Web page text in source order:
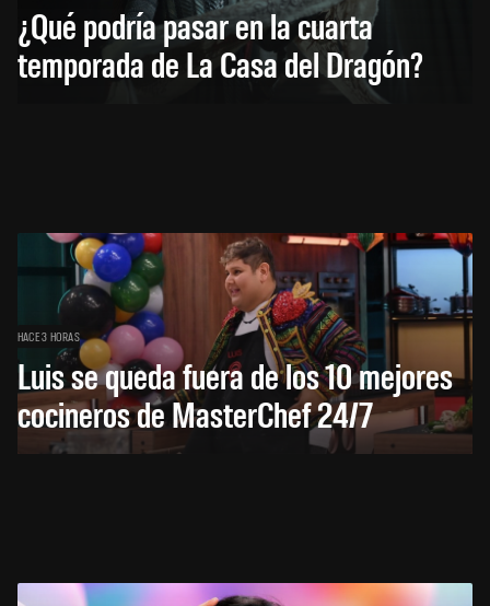
¿Qué podría pasar en la cuarta
temporada de La Casa del Dragón?
HACE 3 HORAS
Luis se queda fuera de los 10 mejores
cocineros de MasterChef 24/7